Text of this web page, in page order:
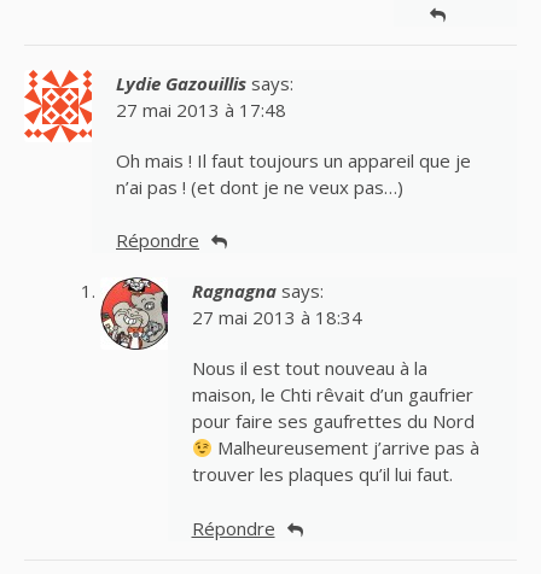
Lydie Gazouillis says:
27 mai 2013 à 17:48
Oh mais ! Il faut toujours un appareil que je
n’ai pas ! (et dont je ne veux pas…)
Répondre
Ragnagna says:
27 mai 2013 à 18:34
Nous il est tout nouveau à la
maison, le Chti rêvait d’un gaufrier
pour faire ses gaufrettes du Nord
Malheureusement j’arrive pas à
trouver les plaques qu’il lui faut.
Répondre